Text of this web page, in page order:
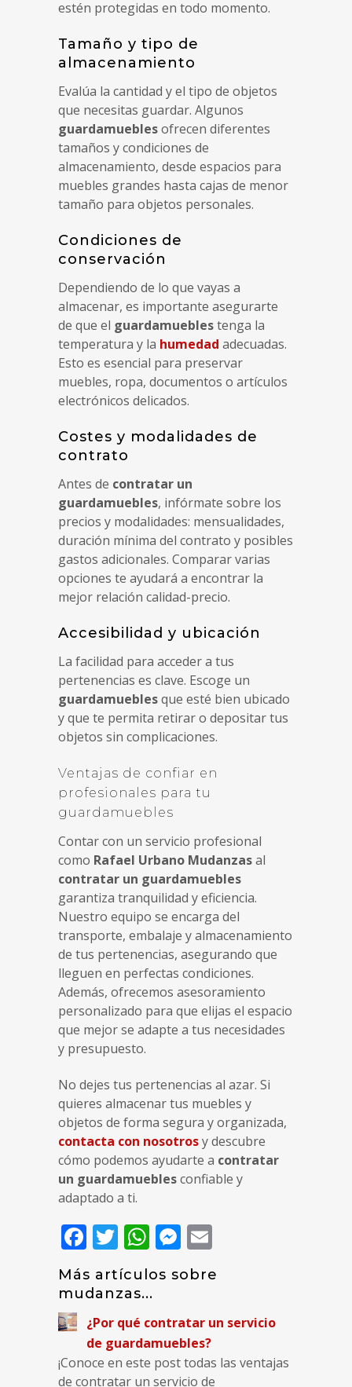
estén protegidas en todo momento.
Tamaño y tipo de
almacenamiento
Evalúa la cantidad y el tipo de objetos
que necesitas guardar. Algunos
guardamueblesofrecen diferentes
tamaños y condiciones de
almacenamiento, desde espacios para
muebles grandes hasta cajas de menor
tamaño para objetos personales.
Condiciones de
conservación
Dependiendo de lo que vayas a
almacenar, es importante asegurarte
de que el guardamueblestenga la
temperatura y la humedad adecuadas.
Esto es esencial para preservar
muebles, ropa, documentos o artículos
electrónicos delicados.
Costes y modalidades de
contrato
Antes de contratar un
guardamuebles, infórmate sobre los
precios y modalidades: mensualidades,
duración mínima del contrato y posibles
gastos adicionales. Comparar varias
opciones te ayudará a encontrar la
mejor relación calidad-precio.
Accesibilidad y ubicación
La facilidad para acceder a tus
pertenencias es clave. Escoge un
guardamueblesque esté bien ubicado
y que te permita retirar o depositar tus
objetos sin complicaciones.
Ventajas de confiar en
profesionales para tu
guardamuebles
Contar con un servicio profesional
como Rafael Urbano Mudanzasal
contratar un guardamuebles
garantiza tranquilidad y eficiencia.
Nuestro equipo se encarga del
transporte, embalaje y almacenamiento
de tus pertenencias, asegurando que
lleguen en perfectas condiciones.
Además, ofrecemos asesoramiento
personalizado para que elijas el espacio
que mejor se adapte a tus necesidades
y presupuesto.
No dejes tus pertenencias al azar. Si
quieres almacenar tus muebles y
objetos de forma segura y organizada,
contacta con nosotrosy descubre
cómo podemos ayudarte a contratar
un guardamueblesconfiable y
adaptado a ti.
Facebook
Twitter
WhatsApp
Messenger
Más artículos sobre
mudanzas...
¿Por qué contratar un servicio
de guardamuebles?
¡Conoce en este post todas las ventajas
de contratar un servicio de